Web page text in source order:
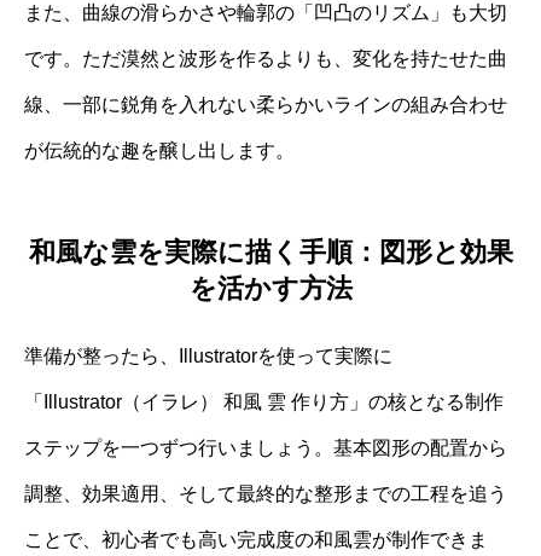
また、曲線の滑らかさや輪郭の「凹凸のリズム」も大切
です。ただ漠然と波形を作るよりも、変化を持たせた曲
線、一部に鋭角を入れない柔らかいラインの組み合わせ
が伝統的な趣を醸し出します。
和風な雲を実際に描く手順：図形と効果
を活かす方法
準備が整ったら、Illustratorを使って実際に
「Illustrator（イラレ） 和風 雲 作り方」の核となる制作
ステップを一つずつ行いましょう。基本図形の配置から
調整、効果適用、そして最終的な整形までの工程を追う
ことで、初心者でも高い完成度の和風雲が制作できま